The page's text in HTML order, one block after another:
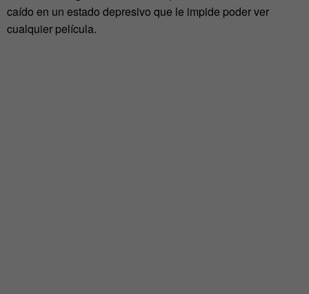
caído en un estado depresivo que le impide poder ver
cualquier película.